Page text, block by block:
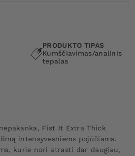
PRODUKTO TIPAS
Kumščiavimas/analinis
tepalas
Fist It Extra Thick
intensyvesniems pojūčiams.
kurie nori atrasti dar daugiau,